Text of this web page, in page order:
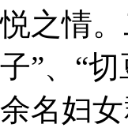
悦之情
子”、“
余名妇